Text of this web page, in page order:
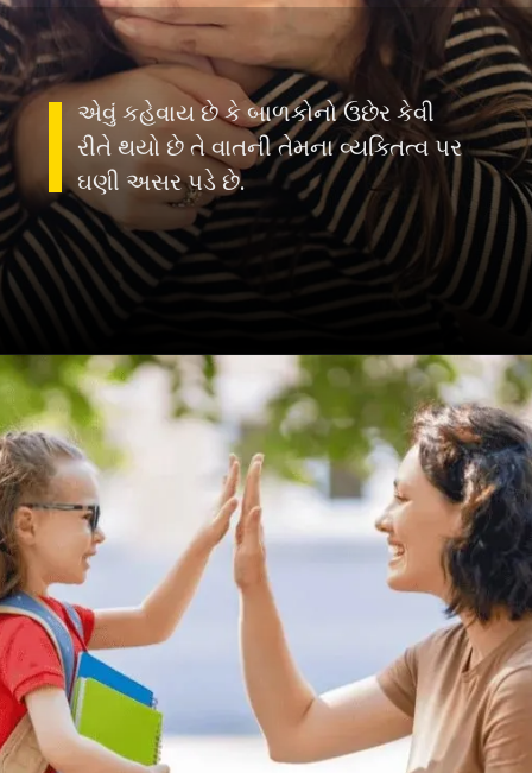
એવું કહેવાય છે કે બાળકોનો ઉછેર કેવી
રીતે થયો છે તે વાતની તેમના વ્યક્તિત્વ પર